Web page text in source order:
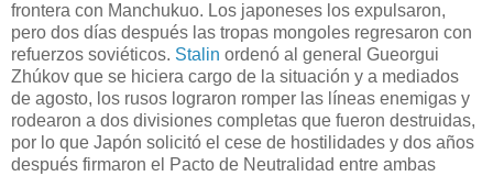
frontera con Manchukuo. Los japoneses los expulsaron,
pero dos días después las tropas mongoles regresaron con
refuerzos soviéticos. Stalin ordenó al general Gueorgui
Zhúkov que se hiciera cargo de la situación y a mediados
de agosto, los rusos lograron romper las líneas enemigas y
rodearon a dos divisiones completas que fueron destruidas,
por lo que Japón solicitó el cese de hostilidades y dos años
después firmaron el Pacto de Neutralidad entre ambas